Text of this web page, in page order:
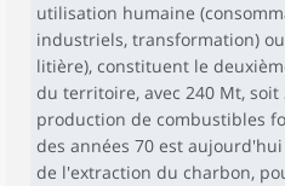
utilisation humaine
industriels, transformation)
litière), constituent le
du territoire, avec 240 Mt,
production de combustibles
des années 70 est
de l'extraction du charbon,